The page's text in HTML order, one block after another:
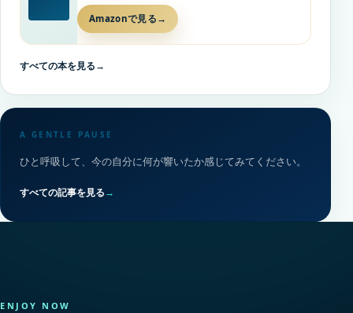
Amazonで見る →
すべての本を見る→
A GENTLE PAUSE
ひと呼吸して、今の自分に何が響いたか感じてみてください。
すべての記事を見る→
ENJOY NOW